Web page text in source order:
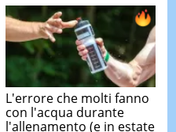
L'errore che molti fanno
con l'acqua durante
l'allenamento (e in estate